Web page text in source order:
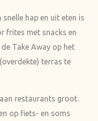
snelle hap en uit eten is
frites met snacks en
Take Away op het
terras te
restaurants groot.
op fiets- en soms